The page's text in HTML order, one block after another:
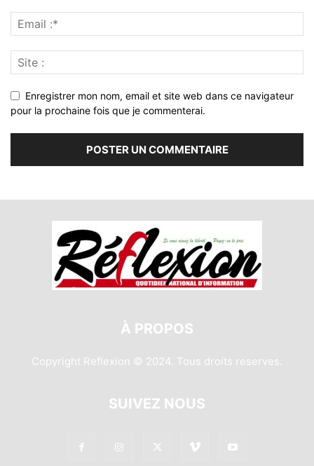
Enregistrer mon nom, email et site web dans ce navigateur
pour la prochaine fois que je commenterai.
À PROPOS
Copyright Reflexion © 2024. Tous droits reserves.
SUIVEZ NOUS